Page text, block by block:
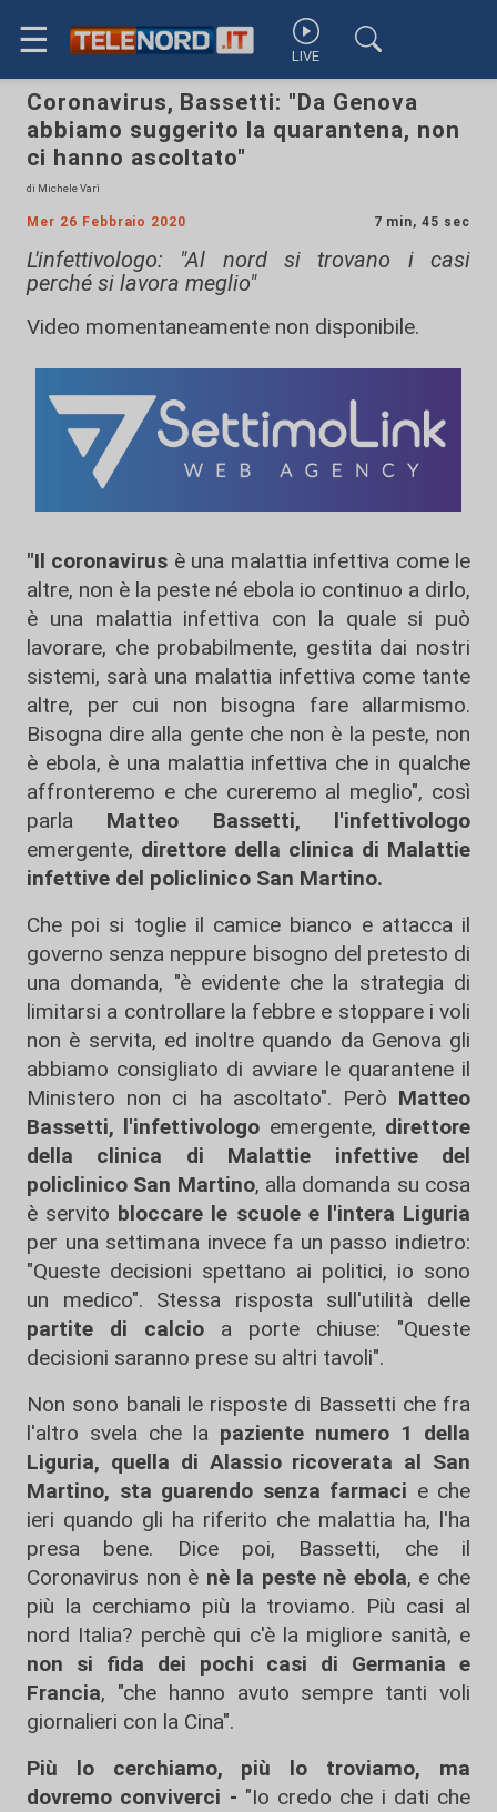
☰ LIVE
Coronavirus, Bassetti: "Da Genova
abbiamo suggerito la quarantena, non
ci hanno ascoltato"
di Michele Varì
Mer 26 Febbraio 2020 7 min, 45 sec
L'infettivologo: "Al nord si trovano i casi
perché si lavora meglio"
Video momentaneamente non disponibile.
"Il coronavirus è una malattia infettiva come le
altre, non è la peste né ebola io continuo a dirlo,
è una malattia infettiva con la quale si può
lavorare, che probabilmente, gestita dai nostri
sistemi, sarà una malattia infettiva come tante
altre, per cui non bisogna fare allarmismo.
Bisogna dire alla gente che non è la peste, non
è ebola, è una malattia infettiva che in qualche
affronteremo e che cureremo al meglio", così
parla Matteo Bassetti, l'infettivologo
emergente, direttore della clinica di Malattie
infettive del policlinico San Martino.
Che poi si toglie il camice bianco e attacca il
governo senza neppure bisogno del pretesto di
una domanda, "è evidente che la strategia di
limitarsi a controllare la febbre e stoppare i voli
non è servita, ed inoltre quando da Genova gli
abbiamo consigliato di avviare le quarantene il
Ministero non ci ha ascoltato". Però Matteo
Bassetti, l'infettivologo emergente, direttore
della clinica di Malattie infettive del
policlinico San Martino, alla domanda su cosa
è servito bloccare le scuole e l'intera Liguria
per una settimana invece fa un passo indietro:
"Queste decisioni spettano ai politici, io sono
un medico". Stessa risposta sull'utilità delle
partite di calcio a porte chiuse: "Queste
decisioni saranno prese su altri tavoli".
Non sono banali le risposte di Bassetti che fra
l'altro svela che la paziente numero 1 della
Liguria, quella di Alassio ricoverata al San
Martino, sta guarendo senza farmaci e che
ieri quando gli ha riferito che malattia ha, l'ha
presa bene. Dice poi, Bassetti, che il
Coronavirus non è nè la peste nè ebola, e che
più la cerchiamo più la troviamo. Più casi al
nord Italia? perchè qui c'è la migliore sanità, e
non si fida dei pochi casi di Germania e
Francia, "che hanno avuto sempre tanti voli
giornalieri con la Cina".
Più lo cerchiamo, più lo troviamo, ma
dovremo conviverci - "Io credo che i dati che